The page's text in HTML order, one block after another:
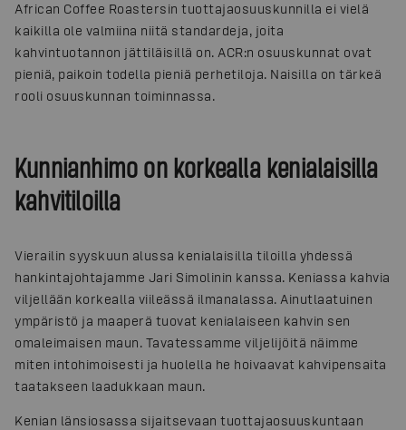
African Coffee Roastersin tuottajaosuuskunnilla ei vielä
kaikilla ole valmiina niitä standardeja, joita
kahvintuotannon jättiläisillä on. ACR:n osuuskunnat ovat
pieniä, paikoin todella pieniä perhetiloja. Naisilla on tärkeä
rooli osuuskunnan toiminnassa.
Kunnianhimo on korkealla kenialaisilla
kahvitiloilla
Vierailin syyskuun alussa kenialaisilla tiloilla yhdessä
hankintajohtajamme Jari Simolinin kanssa. Keniassa kahvia
viljellään korkealla viileässä ilmanalassa. Ainutlaatuinen
ympäristö ja maaperä tuovat kenialaiseen kahvin sen
omaleimaisen maun. Tavatessamme viljelijöitä näimme
miten intohimoisesti ja huolella he hoivaavat kahvipensaita
taatakseen laadukkaan maun.
Kenian länsiosassa sijaitsevaan tuottajaosuuskuntaan